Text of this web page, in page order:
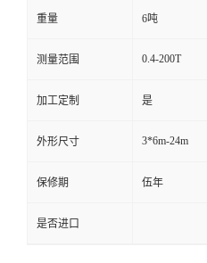
重量 6吨
测量范围 0.4-200T
加工定制 是
外形尺寸 3*6m-24m
保修期 伍年
是否进口